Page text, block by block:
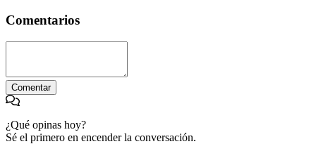
Comentarios
Comentar
¿Qué opinas hoy?
Sé el primero en encender la conversación.